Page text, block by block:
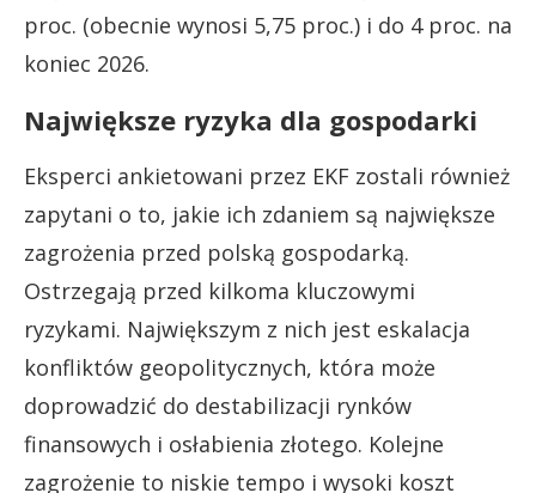
proc. (obecnie wynosi 5,75 proc.) i do 4 proc. na
koniec 2026.
Największe ryzyka dla gospodarki
Eksperci ankietowani przez EKF zostali również
zapytani o to, jakie ich zdaniem są największe
zagrożenia przed polską gospodarką.
Ostrzegają przed kilkoma kluczowymi
ryzykami. Największym z nich jest eskalacja
konfliktów geopolitycznych, która może
doprowadzić do destabilizacji rynków
finansowych i osłabienia złotego. Kolejne
zagrożenie to niskie tempo i wysoki koszt